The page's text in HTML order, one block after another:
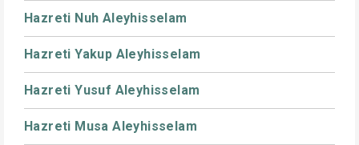
Hazreti Nuh Aleyhisselam
Hazreti Yakup Aleyhisselam
Hazreti Yusuf Aleyhisselam
Hazreti Musa Aleyhisselam